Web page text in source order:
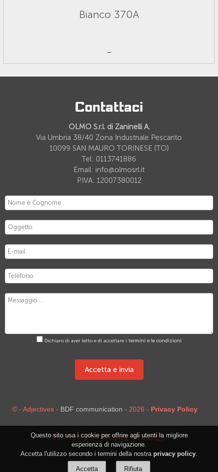
Bianco 370A
Contattaci
OLMO S.r.l. di Zaninelli A.
Via Umbria 38/40 Zona Industriale Pescarito
10099 SAN MAURO TORINESE (TO)
Tel: 0113741886
Email: info@olmosrl.it
P.IVA: 12007380012
Dichiaro di aver letto e di accettare i termini e le condizioni
Accetta e invia
© - Adjectives - BDF communication - 2026 - Privacy Policy
Questo sito usa i cookie per offrire agli utenti la migliore
esperienza di navigazione.
Accetta l'utilizzo secondo i termini della nostra privacy policy.